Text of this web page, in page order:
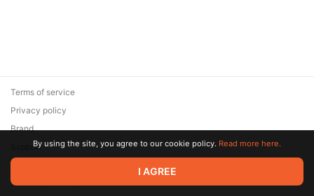
© 2026 Zaya Solutions Limited. All rights reserved. All trademarks
are the property of their respective owners.
Terms of service
Privacy policy
Brand
SupportBy using the site, you agree to our cookie policy. Read more here.
I AGREE